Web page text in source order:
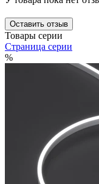
Оставить отзыв
Товары серии
Страница серии
%